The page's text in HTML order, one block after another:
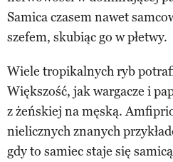
Samica czasem nawet
szefem, skubiąc go w płetwy.
Wiele tropikalnych ryb
Większość, jak wargacze i
z żeńskiej na męską.
nielicznych znanych
gdy to samiec staje się